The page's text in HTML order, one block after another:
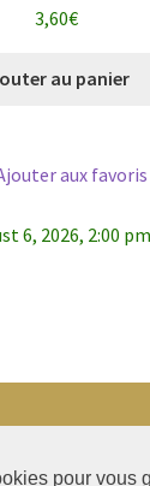
pour vous
sur 5
3,60€
au panier
aux favoris
6, 2026, 2:00 pm